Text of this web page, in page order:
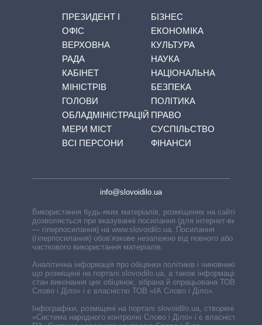
ПРЕЗИДЕНТ І
ОФІС
ВЕРХОВНА
РАДА
КАБІНЕТ
МІНІСТРІВ
ГОЛОВИ
ОБЛАДМІНІСТРАЦІЙ
МЕРИ МІСТ
ВСІ ПЕРСОНИ
БІЗНЕС
ЕКОНОМІКА
КУЛЬТУРА
НАУКА
НАЦІОНАЛЬНА
БЕЗПЕКА
ПОЛІТИКА
ПРАВО
СУСПІЛЬСТВО
ФІНАНСИ
info@slovoidilo.ua
Використання будь-яких матеріалів, розміщених на сайті,
дозволяється при вказуванні посилання (для інтернет-видань
— гіперпосилання) на www.slovoidilo.ua. Посилання
(гіперпосилання) обов’язкове незалежно від повного або
часткового використання матеріалів.
Аналітична інформація про обіцянки політиків і чиновників,
що розміщені на порталі slovoidilo.ua, а також інформація про
стан виконання цих обіцянок, зібрана й опрацьована ТОВ «ІА
Слово і Діло» і є власністю ТОВ «ІА Слово і Діло».
Інфографіки, розміщені на порталі slovoidilo.ua, створені ГО
«Система народного контролю Слово і Діло» і є власністю